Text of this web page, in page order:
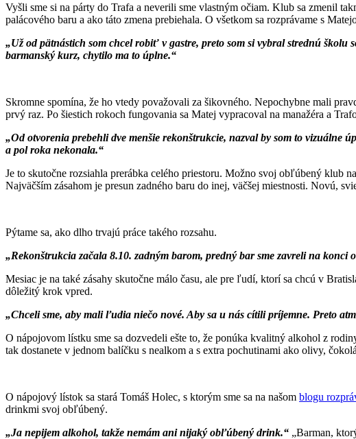
Vyšli sme si na párty do Trafa a neverili sme vlastným očiam. Klub sa zmenil
palácového baru a ako táto zmena prebiehala. O všetkom sa rozprávame s
„Už od pätnástich som chcel robiť v gastre, preto som si vybral strednú
barmanský kurz, chytilo ma to úplne.“
Skromne spomína, že ho vtedy považovali za šikovného. Nepochybne mali
prvý raz. Po šiestich rokoch fungovania sa Matej vypracoval na manažéra a
„Od otvorenia prebehli dve menšie rekonštrukcie, nazval by som to vizuálne
a pol roka nekonala.“
Je to skutočne rozsiahla prerábka celého priestoru. Možno svoj obľúbený klub
Najväčším zásahom je presun zadného baru do inej, väčšej miestnosti. Novú,
Pýtame sa, ako dlho trvajú práce takého rozsahu.
„Rekonštrukcia začala 8.10. zadným barom, predný bar sme zavreli na
Mesiac je na také zásahy skutočne málo času, ale pre ľudí, ktorí sa chcú v
dôležitý krok vpred.
„Chceli sme, aby mali ľudia niečo nové. Aby sa u nás cítili príjemne. Preto
O nápojovom lístku sme sa dozvedeli ešte to, že ponúka kvalitný alkohol z
tak dostanete v jednom balíčku s nealkom a s extra pochutinami ako olivy,
O nápojový lístok sa stará Tomáš Holec, s ktorým sme sa na našom blogu
drinkmi svoj obľúbený.
„Ja nepijem alkohol, takže nemám ani nijaký obľúbený drink.“ „Barman,